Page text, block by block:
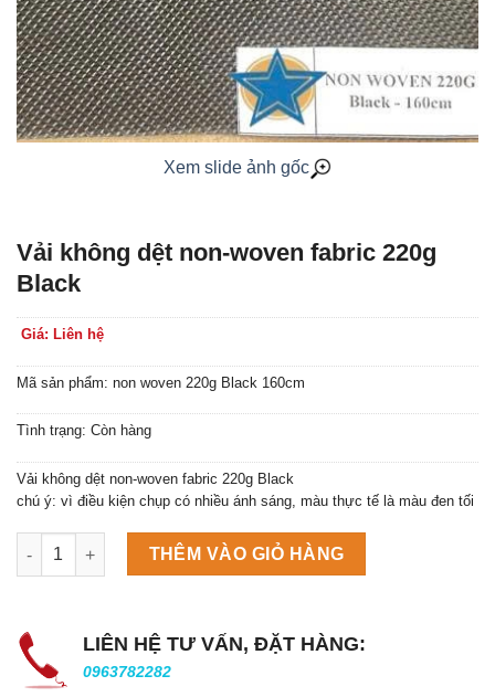
Xem slide ảnh gốc
Vải không dệt non-woven fabric 220g
Black
Giá: Liên hệ
Mã sản phẩm: non woven 220g Black 160cm
Tình trạng: Còn hàng
Vải không dệt non-woven fabric 220g Black
chú ý: vì điều kiện chụp có nhiều ánh sáng, màu thực tế là màu đen tối
Máy làm đá viên Scotsman NW458AS số lượng
THÊM VÀO GIỎ HÀNG
LIÊN HỆ TƯ VẤN, ĐẶT HÀNG:
0963782282